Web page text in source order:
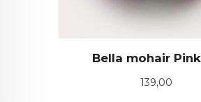
Bella mohair
Pris
139,00